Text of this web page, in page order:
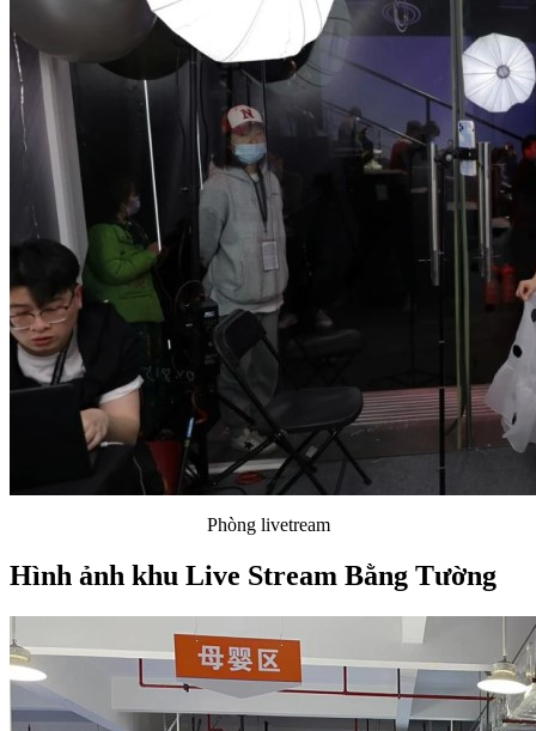
Phòng livetream
Hình ảnh khu Live Stream Bằng Tường